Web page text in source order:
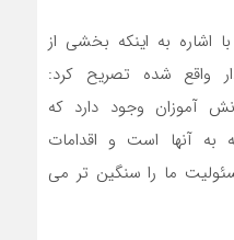
اشاره به اینکه بخشی از
واقع شده تصریح کرد:
آموزان وجود دارد که
به آنها است و اقدامات
ما را سنگین تر می